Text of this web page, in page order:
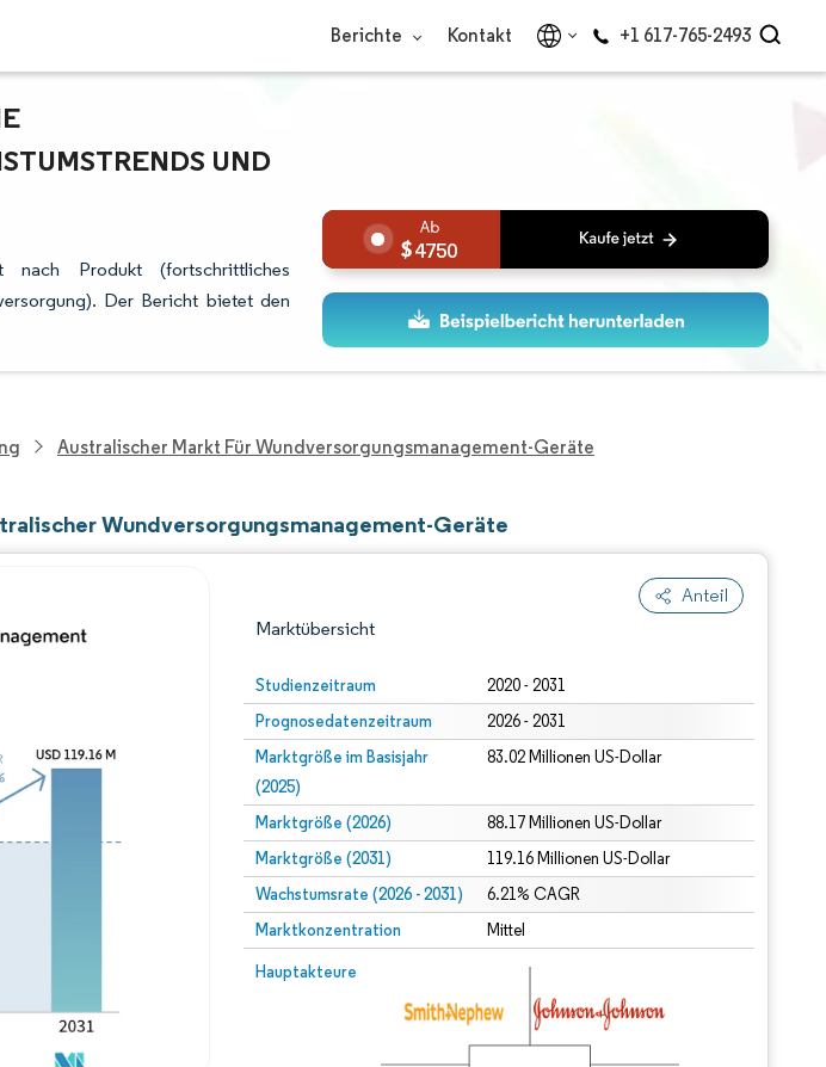
Berichte Kontakt +1 617-765-2493
UND P
nach Produkt (fortschrittliches
Der Bericht bietet den
4750
Australischer Markt Für Wundversorgungsmanagement-Geräte
Wundversorgungsmanagement-Geräte
Anteil
Marktübersicht
Studienzeitraum 2020 - 2031
Prognosedatenzeitraum 2026 - 2031
Marktgröße im Basisjahr
(2025)
83.02 Millionen US-Dollar
Marktgröße (2026) 88.17 Millionen US-Dollar
Marktgröße (2031) 119.16 Millionen US-Dollar
Wachstumsrate (2026 - 2031) 6.21% CAGR
Marktkonzentration Mittel
Hauptakteure
Bild © Mordor Intelligence. Wiederverwendung erfordert Namensnennung gemäß CC BY 4.0.
Intelligence. Wiederverwendung erfordert Namensnennung gemäß CC BY 4.0.